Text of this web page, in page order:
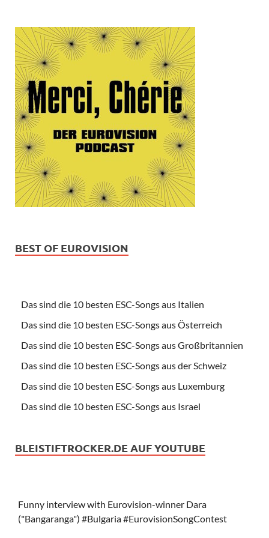
BEST OF EUROVISION
Das sind die 10 besten ESC-Songs aus Italien
Das sind die 10 besten ESC-Songs aus Österreich
Das sind die 10 besten ESC-Songs aus Großbritannien
Das sind die 10 besten ESC-Songs aus der Schweiz
Das sind die 10 besten ESC-Songs aus Luxemburg
Das sind die 10 besten ESC-Songs aus Israel
BLEISTIFTROCKER.DE AUF YOUTUBE
Funny interview with Eurovision-winner Dara
("Bangaranga") #Bulgaria #EurovisionSongContest